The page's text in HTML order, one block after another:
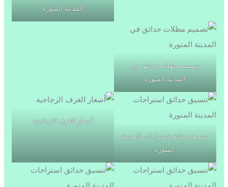
المدينة المنورة
تصميم مظلات حدائق في
المدينة المنورة
تنسيق حدائق استراحات المدينة
المنورة
أسعار الغرف الزجاجية